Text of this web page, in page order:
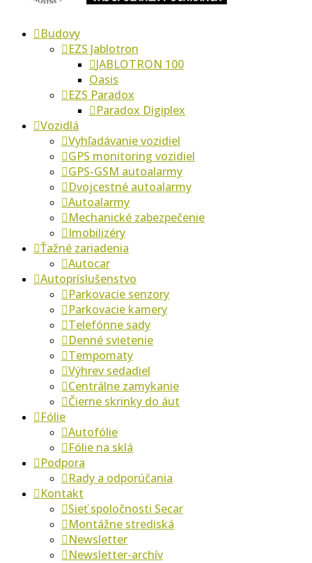
Budovy
EZS Jablotron
JABLOTRON 100
Oasis
EZS Paradox
Paradox Digiplex
Vozidlá
Vyhľadávanie vozidiel
GPS monitoring vozidiel
GPS-GSM autoalarmy
Dvojcestné autoalarmy
Autoalarmy
Mechanické zabezpečenie
Imobilizéry
Ťažné zariadenia
Autocar
Autopríslušenstvo
Parkovacie senzory
Parkovacie kamery
Telefónne sady
Denné svietenie
Tempomaty
Výhrev sedadiel
Centrálne zamykanie
Čierne skrinky do áut
Fólie
Autofólie
Fólie na sklá
Podpora
Rady a odporúčania
Kontakt
Sieť spoločnosti Secar
Montážne strediská
Newsletter
Newsletter-archív